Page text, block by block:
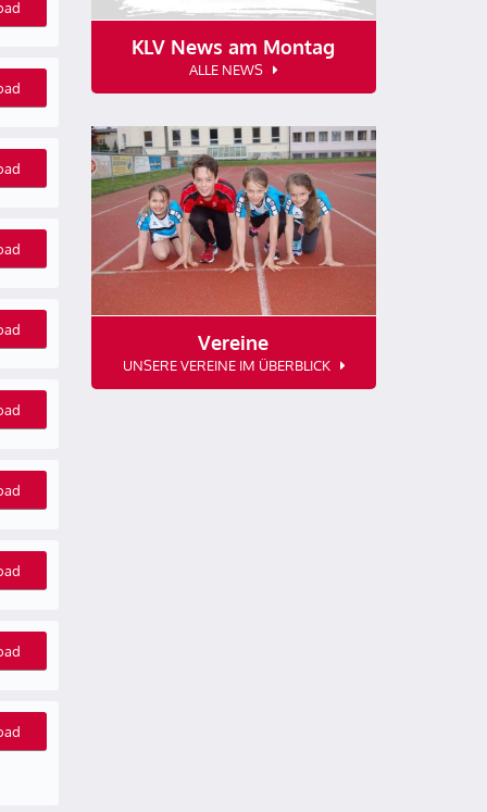
KLV News am Montag
ALLE NEWS
Vereine
UNSERE VEREINE IM ÜBERBLICK